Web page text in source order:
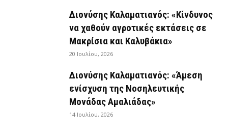
Διονύσης Καλαματιανός: «Κίνδυνος
να χαθούν αγροτικές εκτάσεις σε
Μακρίσια και Καλυβάκια»
20 Ιουλίου, 2026
Διονύσης Καλαματιανός: «Άμεση
ενίσχυση της Νοσηλευτικής
Μονάδας Αμαλιάδας»
14 Ιουλίου, 2026